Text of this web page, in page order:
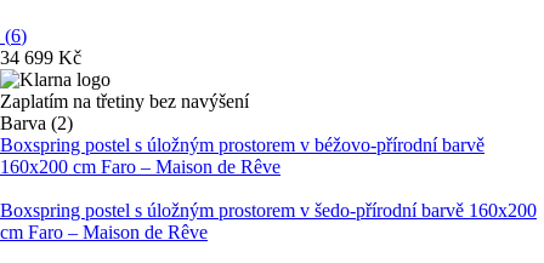
(6)
34 699 Kč
Zaplatím na třetiny bez navýšení
Barva (2)
Boxspring postel s úložným prostorem v béžovo-přírodní barvě
160x200 cm Faro – Maison de Rêve
Boxspring postel s úložným prostorem v šedo-přírodní barvě 160x200
cm Faro – Maison de Rêve